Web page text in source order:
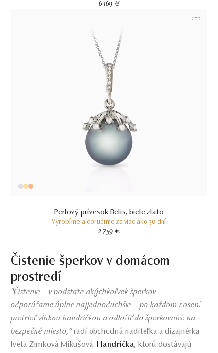
6 169 €
Perlový prívesok Belis, biele zlato
Vyrobíme a doručíme za viac ako 30 dní
2 759 €
Čistenie šperkov v domácom
prostredí
"Čistenie – v podstate akýchkoľvek šperkov –
odporúčame úplne najjednoduchšie – po každom nosení
pretrieť vlhkou handričkou a odložiť do šperkovnice na
bezpečné miesto,“ radí obchodná riaditeľka a dizajnérka
Iveta Zimková Mikušová. Handrička, ktorú dostávajú